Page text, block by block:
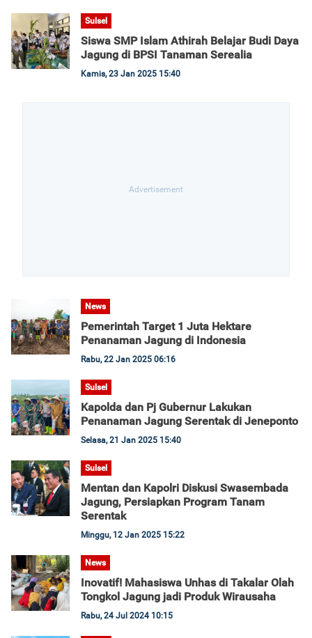
Sulsel
Siswa SMP Islam Athirah Belajar Budi Daya
Jagung di BPSI Tanaman Serealia
Kamis, 23 Jan 2025 15:40
News
Pemerintah Target 1 Juta Hektare
Penanaman Jagung di Indonesia
Rabu, 22 Jan 2025 06:16
Sulsel
Kapolda dan Pj Gubernur Lakukan
Penanaman Jagung Serentak di Jeneponto
Selasa, 21 Jan 2025 15:40
Sulsel
Mentan dan Kapolri Diskusi Swasembada
Jagung, Persiapkan Program Tanam
Serentak
Minggu, 12 Jan 2025 15:22
News
Inovatif! Mahasiswa Unhas di Takalar Olah
Tongkol Jagung jadi Produk Wirausaha
Rabu, 24 Jul 2024 10:15